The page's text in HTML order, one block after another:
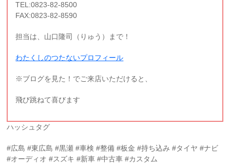
TEL:0823-82-8500
FAX:0823-82-8590
担当は、山口隆司（りゅう）まで！
わたくしのつたないプロフィール
※ブログを見た！でご来店いただけると、
飛び跳ねて喜びます
ハッシュタグ
#広島 #東広島 #黒瀬 #車検 #整備 #板金 #持ち込み #タイヤ #ナビ
#オーディオ #スズキ #新車 #中古車 #カスタム